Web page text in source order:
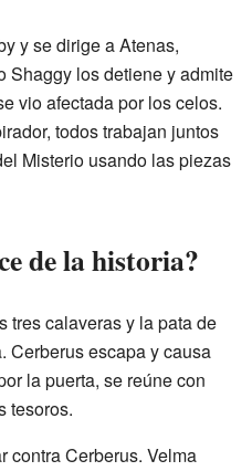
y se dirige a Atenas,
Shaggy los detiene y admite
vio afectada por los celos.
todos trabajan juntos
Misterio usando las piezas
de la historia?
tres calaveras y la pata de
Cerberus escapa y causa
la puerta, se reúne con
tesoros.
contra Cerberus. Velma